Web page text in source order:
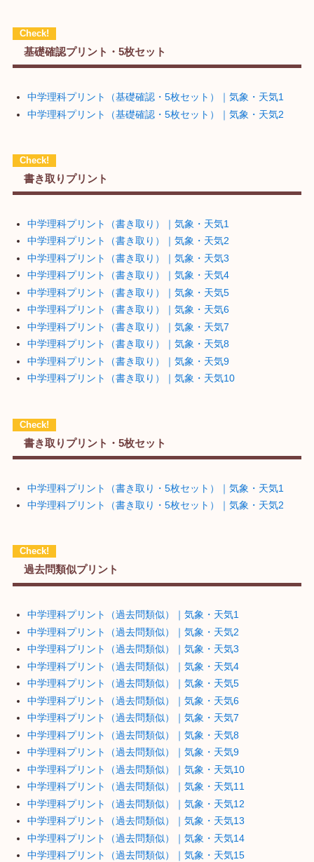
基礎確認プリント・5枚セット
中学理科プリント（基礎確認・5枚セット）｜気象・天気1
中学理科プリント（基礎確認・5枚セット）｜気象・天気2
書き取りプリント
中学理科プリント（書き取り）｜気象・天気1
中学理科プリント（書き取り）｜気象・天気2
中学理科プリント（書き取り）｜気象・天気3
中学理科プリント（書き取り）｜気象・天気4
中学理科プリント（書き取り）｜気象・天気5
中学理科プリント（書き取り）｜気象・天気6
中学理科プリント（書き取り）｜気象・天気7
中学理科プリント（書き取り）｜気象・天気8
中学理科プリント（書き取り）｜気象・天気9
中学理科プリント（書き取り）｜気象・天気10
書き取りプリント・5枚セット
中学理科プリント（書き取り・5枚セット）｜気象・天気1
中学理科プリント（書き取り・5枚セット）｜気象・天気2
過去問類似プリント
中学理科プリント（過去問類似）｜気象・天気1
中学理科プリント（過去問類似）｜気象・天気2
中学理科プリント（過去問類似）｜気象・天気3
中学理科プリント（過去問類似）｜気象・天気4
中学理科プリント（過去問類似）｜気象・天気5
中学理科プリント（過去問類似）｜気象・天気6
中学理科プリント（過去問類似）｜気象・天気7
中学理科プリント（過去問類似）｜気象・天気8
中学理科プリント（過去問類似）｜気象・天気9
中学理科プリント（過去問類似）｜気象・天気10
中学理科プリント（過去問類似）｜気象・天気11
中学理科プリント（過去問類似）｜気象・天気12
中学理科プリント（過去問類似）｜気象・天気13
中学理科プリント（過去問類似）｜気象・天気14
中学理科プリント（過去問類似）｜気象・天気15